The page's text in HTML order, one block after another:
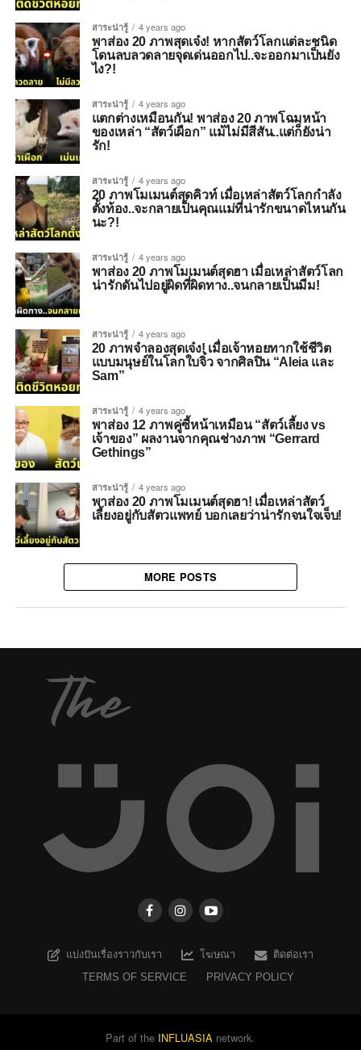
สาระน่ารู้ 4 years ago
พาส่อง 20 ภาพสุดเจ๋ง! หากสัตว์โลกแต่ละชนิด
โดนลบลวดลายจุดเด่นออกไป..จะออกมาเป็นยัง
ไง?!
สาระน่ารู้ 4 years ago
แตกต่างเหมือนกัน! พาส่อง 20 ภาพโฉมหน้า
ของเหล่า “สัตว์เผือก” แม้ไม่มีสีสัน..แต่ก็ยังน่า
รัก!
สาระน่ารู้ 4 years ago
20 ภาพโมเมนต์สุดคิวท์ เมื่อเหล่าสัตว์โลกกำลัง
ตั้งท้อง..จะกลายเป็นคุณแม่ที่น่ารักขนาดไหนกัน
นะ?!
สาระน่ารู้ 4 years ago
พาส่อง 20 ภาพโมเมนต์สุดฮา เมื่อเหล่าสัตว์โลก
น่ารักดันไปอยู่ผิดที่ผิดทาง..จนกลายเป็นมีม!
สาระน่ารู้ 4 years ago
20 ภาพจำลองสุดเจ๋ง! เมื่อเจ้าหอยทากใช้ชีวิต
แบบมนุษย์ในโลกใบจิ๋ว จากศิลปิน “Aleia และ
Sam”
สาระน่ารู้ 4 years ago
พาส่อง 12 ภาพคู่ซี้หน้าเหมือน “สัตว์เลี้ยง vs
เจ้าของ” ผลงานจากคุณช่างภาพ “Gerrard
Gethings”
สาระน่ารู้ 4 years ago
พาส่อง 20 ภาพโมเมนต์สุดฮา! เมื่อเหล่าสัตว์
เลี้ยงอยู่กับสัตวแพทย์ บอกเลยว่าน่ารักจนใจเจ็บ!
MORE POSTS
แบ่งปันเรื่องราวกับเรา โฆษณา
ติดต่อเรา
TERMS OF SERVICE
PRIVACY POLICY
Part of the INFLUASIA network.